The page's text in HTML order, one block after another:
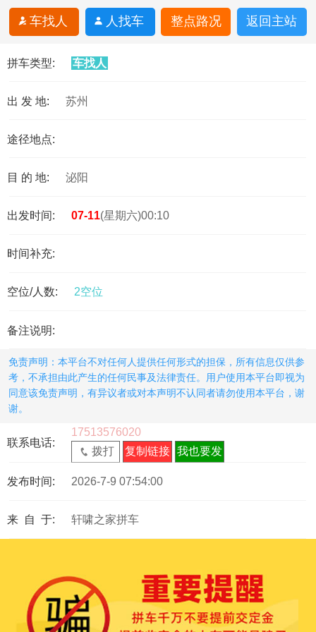
车找人 人找车 整点路况 返回主站
拼车类型: 车找人
出 发 地: 苏州
途径地点:
目 的 地: 泌阳
出发时间: 07-11(星期六)00:10
时间补充:
空位/人数: 2空位
备注说明:
免责声明：本平台不对任何人提供任何形式的担保，所有信息仅供参
考，不承担由此产生的任何民事及法律责任。用户使用本平台即视为
同意该免责声明，有异议者或对本声明不认同者请勿使用本平台，谢
谢。
联系电话:
17513576020
拨打
复制链接 我也要发
发布时间: 2026-7-9 07:54:00
来 自 于: 轩啸之家拼车